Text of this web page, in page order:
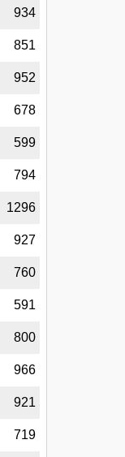
934
851
952
678
599
794
1296
927
760
591
800
966
921
719